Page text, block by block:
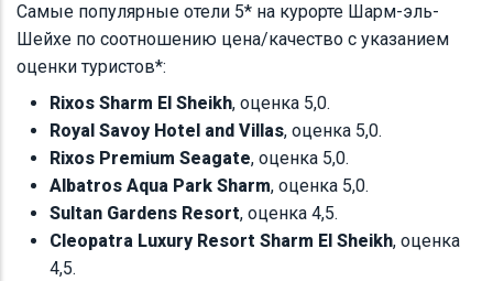
Самые популярные отели 5* на курорте Шарм-эль-
Шейхе по соотношению цена/качество с указанием
оценки туристов*:
Rixos Sharm El Sheikh, оценка 5,0.
Royal Savoy Hotel and Villas, оценка 5,0.
Rixos Premium Seagate, оценка 5,0.
Albatros Aqua Park Sharm, оценка 5,0.
Sultan Gardens Resort, оценка 4,5.
Cleopatra Luxury Resort Sharm El Sheikh, оценка
4,5.